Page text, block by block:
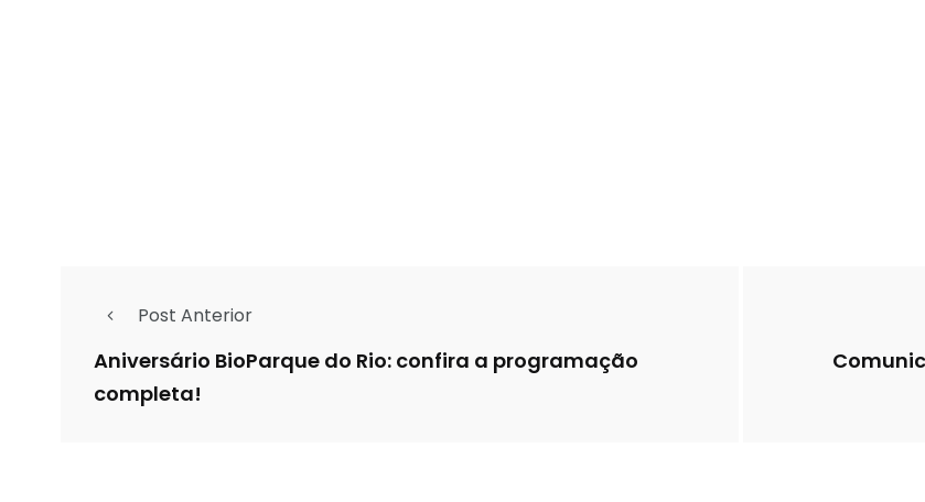
Post Anterior
Aniversário BioParque do Rio: confira a programação
completa!